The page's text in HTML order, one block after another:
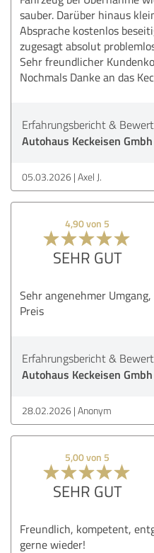
sauber. Darüber hinaus
Absprache kostenlos
zugesagt absolut
Sehr freundlicher
Nochmals Danke an das
Erfahrungsbericht &
Autohaus Keckeisen Gmbh
05.03.2026 Axel J.
4,90 von 5
SEHR GUT
Sehr angenehmer
Preis
Erfahrungsbericht &
Autohaus Keckeisen Gmbh
28.02.2026 Anonym
5,00 von 5
SEHR GUT
Freundlich, kompetent,
gerne wieder!